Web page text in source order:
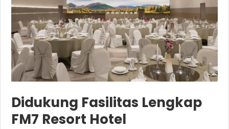
Didukung Fasilitas Lengkap
FM7 Resort Hotel